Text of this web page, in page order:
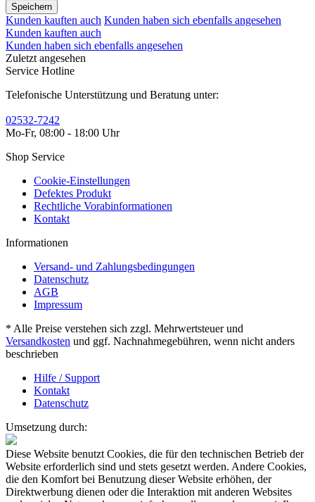
Speichern
Kunden kauften auch Kunden haben sich ebenfalls angesehen
Kunden kauften auch
Kunden haben sich ebenfalls angesehen
Zuletzt angesehen
Service Hotline
Telefonische Unterstützung und Beratung unter:
02532-7242
Mo-Fr, 08:00 - 18:00 Uhr
Shop Service
Cookie-Einstellungen
Defektes Produkt
Rechtliche Vorabinformationen
Kontakt
Informationen
Versand- und Zahlungsbedingungen
Datenschutz
AGB
Impressum
* Alle Preise verstehen sich zzgl. Mehrwertsteuer und
Versandkosten und ggf. Nachnahmegebühren, wenn nicht anders
beschrieben
Hilfe / Support
Kontakt
Datenschutz
Umsetzung durch:
Diese Website benutzt Cookies, die für den technischen Betrieb der
Website erforderlich sind und stets gesetzt werden. Andere Cookies,
die den Komfort bei Benutzung dieser Website erhöhen, der
Direktwerbung dienen oder die Interaktion mit anderen Websites